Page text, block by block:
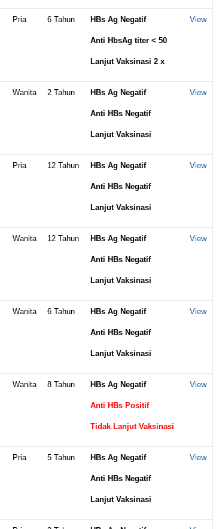
Pria 6 Tahun HBs Ag Negatif
Anti HbsAg titer < 50
Lanjut Vaksinasi 2 x
View
Wanita 2 Tahun HBs Ag Negatif
Anti HBs Negatif
Lanjut Vaksinasi
View
Pria 12 Tahun HBs Ag Negatif
Anti HBs Negatif
Lanjut Vaksinasi
View
Wanita 12 Tahun HBs Ag Negatif
Anti HBs Negatif
Lanjut Vaksinasi
View
Wanita 6 Tahun HBs Ag Negatif
Anti HBs Negatif
Lanjut Vaksinasi
View
Wanita 8 Tahun HBs Ag Negatif
Anti HBs Positif
Tidak Lanjut Vaksinasi
View
Pria 5 Tahun HBs Ag Negatif
Anti HBs Negatif
Lanjut Vaksinasi
View